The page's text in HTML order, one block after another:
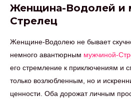
Женщина-Водолей и
Стрелец
Женщине-Водолею не бывает
немного авантюрным мужчиной-
его стремление к приключениям и
только возлюбленным, но и
ценности. Оба дорожат личным